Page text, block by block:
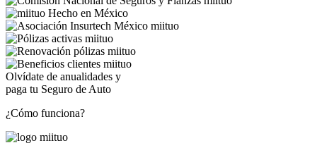
Olvídate de anualidades y
paga tu Seguro de Auto
¿Cómo funciona?